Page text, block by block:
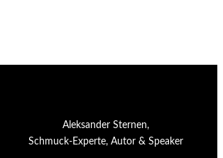
Aleksander Sternen,
Schmuck-Experte, Autor & Speaker